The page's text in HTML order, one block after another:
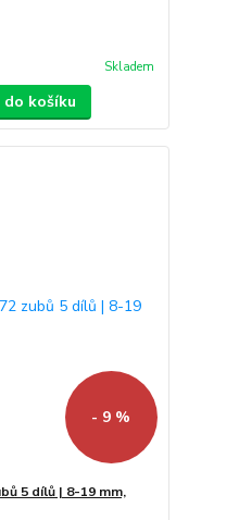
Skladem
košíku
- 9 %
5 dílů | 8-19 mm,